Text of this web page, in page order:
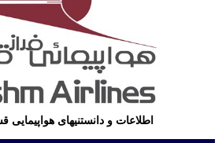
اطلاعات و دانستنیهای هواپیمایی